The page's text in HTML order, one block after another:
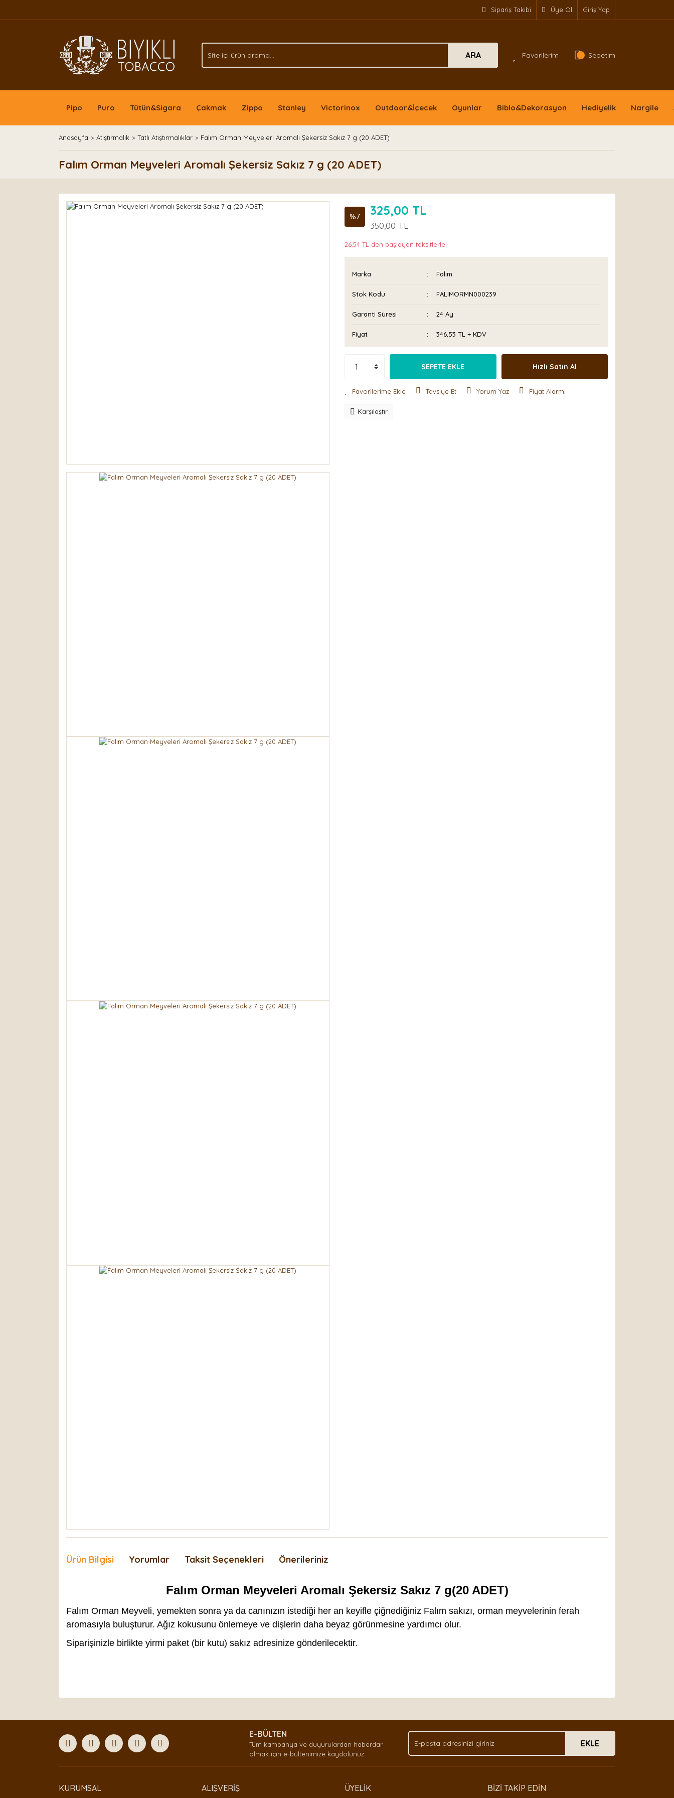
Sipariş Takibi Üye Ol Giriş Yap
ARA Favorilerim Sepetim
Pipo Puro Tütün&Sigara Çakmak Zippo Stanley Victorinox Outdoor&İçecek Oyunlar Biblo&Dekorasyon Hediyelik Nargile
Anasayfa Atıştırmalık Tatlı Atıştırmalıklar Falım Orman Meyveleri Aromalı Şekersiz Sakız 7 g (20 ADET)
Falım Orman Meyveleri Aromalı Şekersiz Sakız 7 g (20 ADET)
%7 325,00 TL
350,00 TL
26,54 TL den başlayan taksitlerle!
Marka Falım
Stok Kodu FALIMORMN000239
Garanti Süresi 24 Ay
Fiyat 346,53 TL + KDV
SEPETE EKLE Hızlı Satın Al
Tavsiye Et Yorum Yaz Fiyat Alarmı
Karşılaştır
Ürün Bilgisi Yorumlar Taksit Seçenekleri Önerileriniz
Falım Orman Meyveleri Aromalı Şekersiz Sakız 7 g(20 ADET)
Falım Orman Meyveli, yemekten sonra ya da canınızın istediği her an keyifle çiğnediğiniz Falım sakızı, orman meyvelerinin ferah
aromasıyla buluşturur. Ağız kokusunu önlemeye ve dişlerin daha beyaz görünmesine yardımcı olur.
Siparişinizle birlikte yirmi paket (bir kutu) sakız adresinize gönderilecektir.
Ürün açıklamasında eksik bilgiler bulunuyor.
Bu ürüne benzer farklı alternatifler olmalı.
E-BÜLTEN
Tüm kampanya ve duyurulardan haberdar
olmak için e-bültenimize kaydolunuz.
EKLE
KURUMSAL ALIŞVERİŞ ÜYELİK BİZİ TAKİP EDİN